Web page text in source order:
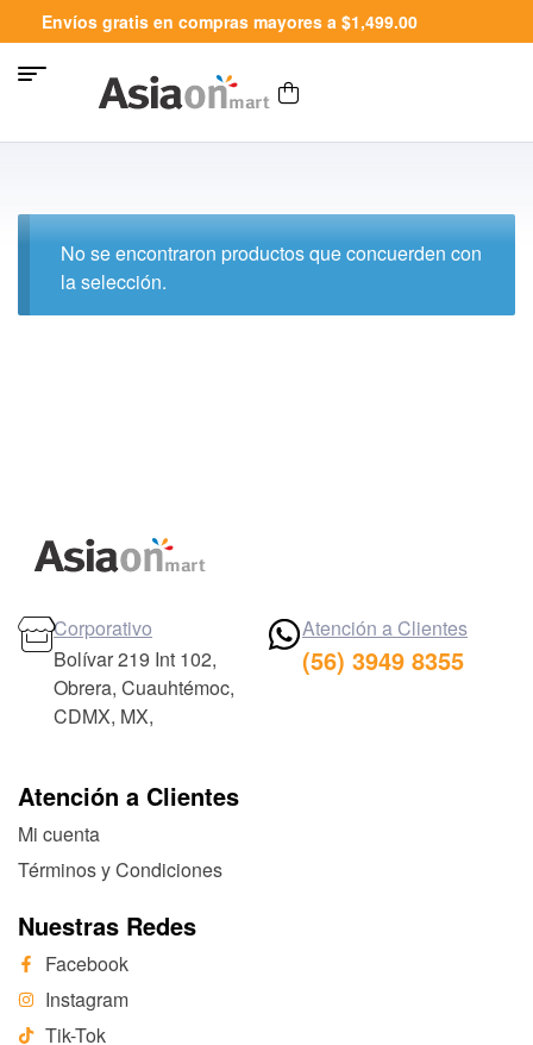
Envíos gratis en compras mayores a $1,499.00
No se encontraron productos que concuerden con
la selección.
Atención a Clientes
Mi cuenta
Términos y Condiciones
Nuestras Redes
Facebook
Instagram
Tik-Tok
Corporativo
Bolívar 219 Int 102,
Obrera, Cuauhtémoc,
CDMX, MX,
Atención a Clientes
(56) 3949 8355